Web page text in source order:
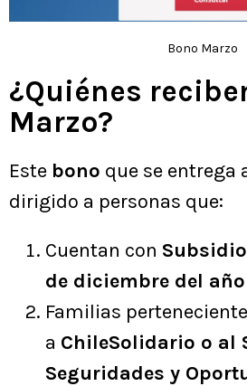
Bono Marzo
¿Quiénes
Marzo?
Este bono que se entrega
dirigido a personas que:
Cuentan con
de diciembre del
Familias
a ChileSolidario o al
Seguridades y